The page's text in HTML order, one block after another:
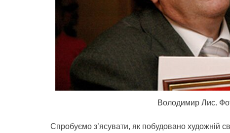
Володимир Лис.
Спробуємо з’ясувати, як побудовано художній